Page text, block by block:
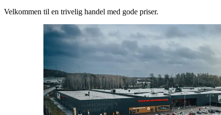
Velkommen til en trivelig handel med gode priser.